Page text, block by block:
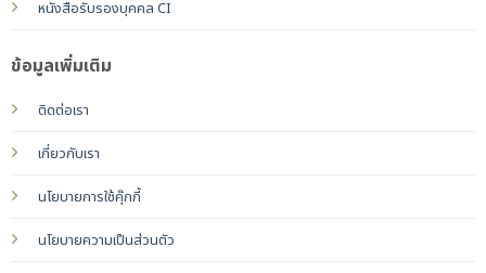
หนังสือรับรองบุคคล CI
ข้อมูลเพิ่มเติม
ติดต่อเรา
เกี่ยวกับเรา
นโยบายการใช้คุ๊กกี้
นโยบายความเป็นส่วนตัว